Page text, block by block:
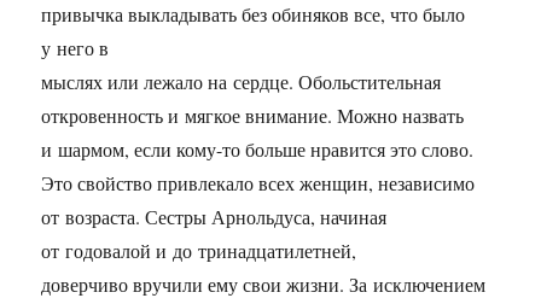
привычка выкладывать без обиняков все, что было
у него в
мыслях или лежало на сердце. Обольстительная
откровенность и мягкое внимание. Можно назвать
и шармом, если кому-то больше нравится это слово.
Это свойство привлекало всех женщин, независимо
от возраста. Сестры Арнольдуса, начиная
от годовалой и до тринадцатилетней,
доверчиво вручили ему свои жизни. За исключением